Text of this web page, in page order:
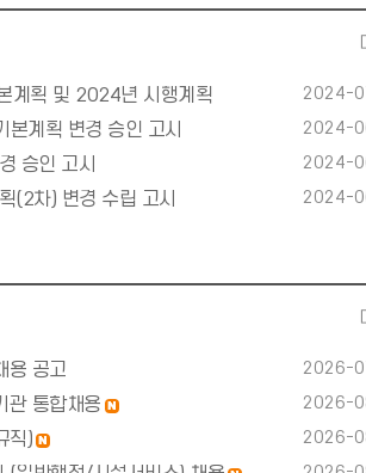
계획 및 2024년 시행계획 2024-
본계획 변경 승인 고시 2024-
승인 고시 2024-
(2차) 변경 수립 고시 2024-
용 공고 2026-
관 통합채용 n
2026-
직)n
2026-